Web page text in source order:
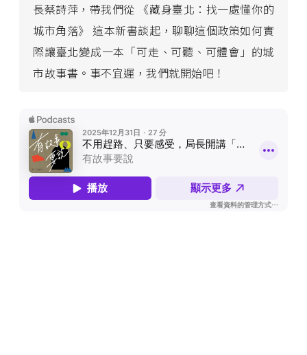
長蔡詩萍，帶我們從 《藏身臺北：找一處懂你的
城市角落》 這本新書談起，聊聊這個政策如何實
際讓臺北變成一本「可走、可聽、可體會」的城
市故事書。事不宜遲，我們就開始吧！